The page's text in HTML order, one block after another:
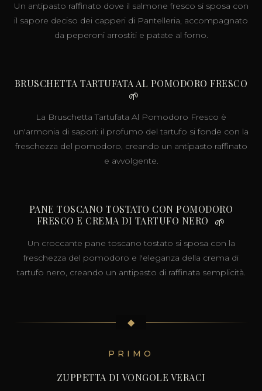
Un antipasto raffinato dove il salmone fresco si sposa con
il sapore deciso dei capperi di Pantelleria, accompagnato
da peperoni arrostiti e patate al forno.
BRUSCHETTA TARTUFATA AL POMODORO FRESCO
🌱
La Bruschetta Tartufata Al Pomodoro Fresco è
un'armonia di sapori: il profumo del tartufo si fonde con la
freschezza del pomodoro, creando un antipasto raffinato
e avvolgente.
PANE TOSCANO TOSTATO CON POMODORO
FRESCO E CREMA DI TARTUFO NERO
🌱
Un croccante pane toscano tostato si sposa con la
freschezza del pomodoro e l'eleganza della crema di
tartufo nero, creando un antipasto di raffinata semplicità.
◆
PRIMO
ZUPPETTA DI VONGOLE VERACI